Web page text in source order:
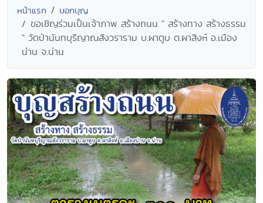
หน้าแรก บอกบุญ
ขอเชิญร่วมเป็นเจ้าภาพ สร้างถนน " สร้างทาง สร้างธรรม
" วัดป่านันทบุรีญาณสังวราราม บ.ผาตูบ ต.ผาสิงห์ อ.เมือง
น่าน จ.น่าน